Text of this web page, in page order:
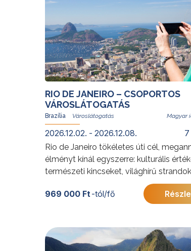
RIO DE JANEIRO – CSOPORTOS
VÁROSLÁTOGATÁS
Brazília Magyar
2026.12.02. - 2026.12.08.
Rio de Janeiro tökéletes úti cél,
élményt kínál egyszerre: kulturális
természeti kincseket, világhírű
szambát és a bossanovát, izgalmas
gasztronómiai kalandozásokat. Rióban
utazókra.
További érdekességekért Brazíliáról
969 000 Ft-tól/fő